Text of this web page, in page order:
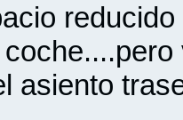
asiento